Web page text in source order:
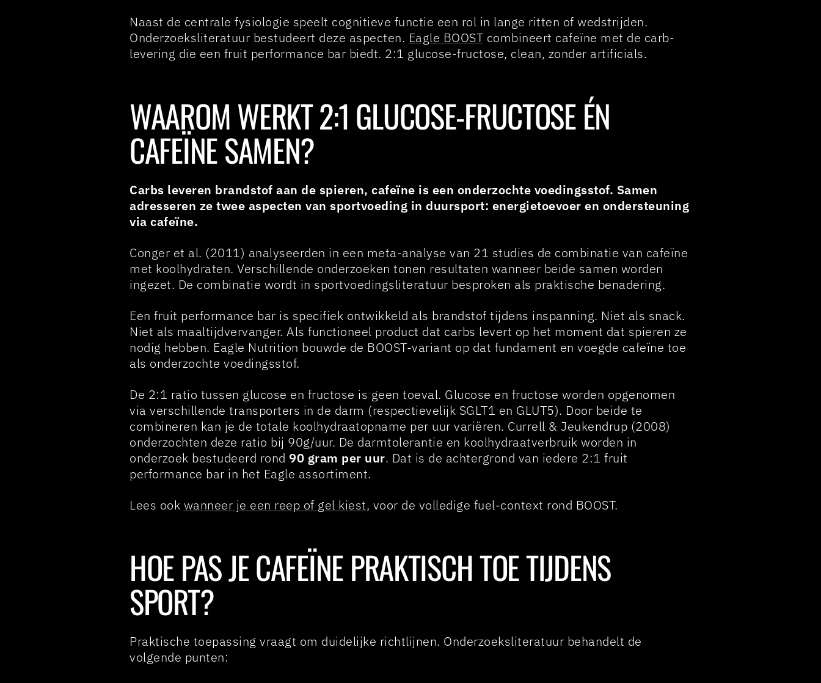
Naast de centrale fysiologie speelt cognitieve functie een rol in lange ritten of wedstrijden.
Onderzoeksliteratuur bestudeert deze aspecten. Eagle BOOST combineert cafeïne met de carb-
levering die een fruit performance bar biedt. 2:1 glucose-fructose, clean, zonder artificials.
WAAROM WERKT 2:1 GLUCOSE-FRUCTOSE ÉN
CAFEÏNE SAMEN?
Carbs leveren brandstof aan de spieren, cafeïne is een onderzochte voedingsstof. Samen
adresseren ze twee aspecten van sportvoeding in duursport: energietoevoer en ondersteuning
via cafeïne.
Conger et al. (2011) analyseerden in een meta-analyse van 21 studies de combinatie van cafeïne
met koolhydraten. Verschillende onderzoeken tonen resultaten wanneer beide samen worden
ingezet. De combinatie wordt in sportvoedingsliteratuur besproken als praktische benadering.
Een fruit performance bar is specifiek ontwikkeld als brandstof tijdens inspanning. Niet als snack.
Niet als maaltijdvervanger. Als functioneel product dat carbs levert op het moment dat spieren ze
nodig hebben. Eagle Nutrition bouwde de BOOST-variant op dat fundament en voegde cafeïne toe
als onderzochte voedingsstof.
De 2:1 ratio tussen glucose en fructose is geen toeval. Glucose en fructose worden opgenomen
via verschillende transporters in de darm (respectievelijk SGLT1 en GLUT5). Door beide te
combineren kan je de totale koolhydraatopname per uur variëren. Currell & Jeukendrup (2008)
onderzochten deze ratio bij 90g/uur. De darmtolerantie en koolhydraatverbruik worden in
onderzoek bestudeerd rond 90 gram per uur. Dat is de achtergrond van iedere 2:1 fruit
performance bar in het Eagle assortiment.
Lees ook wanneer je een reep of gel kiest, voor de volledige fuel-context rond BOOST.
HOE PAS JE CAFEÏNE PRAKTISCH TOE TIJDENS
SPORT?
Praktische toepassing vraagt om duidelijke richtlijnen. Onderzoeksliteratuur behandelt de
volgende punten: